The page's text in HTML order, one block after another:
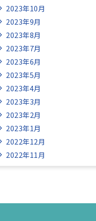
2023年10月
2023年9月
2023年8月
2023年7月
2023年6月
2023年5月
2023年4月
2023年3月
2023年2月
2023年1月
2022年12月
2022年11月